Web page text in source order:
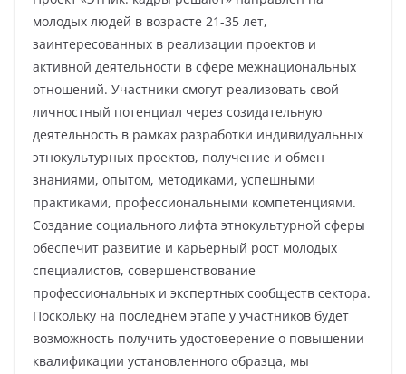
молодых людей в возрасте 21-35 лет,
заинтересованных в реализации проектов и
активной деятельности в сфере межнациональных
отношений. Участники смогут реализовать свой
личностный потенциал через созидательную
деятельность в рамках разработки индивидуальных
этнокультурных проектов, получение и обмен
знаниями, опытом, методиками, успешными
практиками, профессиональными компетенциями.
Создание социального лифта этнокультурной сферы
обеспечит развитие и карьерный рост молодых
специалистов, совершенствование
профессиональных и экспертных сообществ сектора.
Поскольку на последнем этапе у участников будет
возможность получить удостоверение о повышении
квалификации установленного образца, мы